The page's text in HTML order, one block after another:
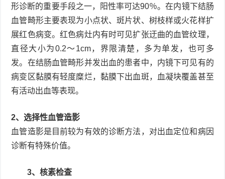
形诊断的重要手段之一，阳性率可达90％。在内镜下结肠
血管畸形主要表现为小点状、斑片状、树枝样或火花样扩
展红色病变。红色病灶内有时可见扩张迂曲的血管纹理，
直径大小为0.2～1cm，界限清楚，多为单发，也可多
发。在结肠血管畸形并发出血的患者中，内镜下可见有的
病变区黏膜有轻度糜烂，黏膜下出血斑，血凝块覆盖甚至
有活动出血等表现。
2、选择性血管造影
血管造影是目前较为有效的诊断方法，对出血定位和病因
诊断有特殊价值。
3、核素检查